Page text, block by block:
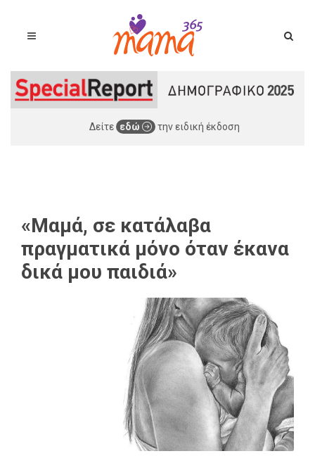
Δείτε εδώ την ειδική έκδοση
«Μαμά, σε κατάλαβα
πραγματικά μόνο όταν έκανα
δικά μου παιδιά»